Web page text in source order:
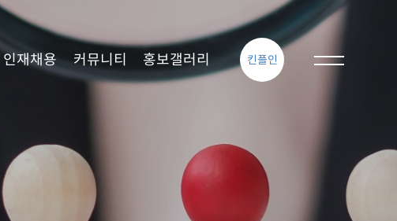
킨플인
인재채용 커뮤니티 홍보갤러리